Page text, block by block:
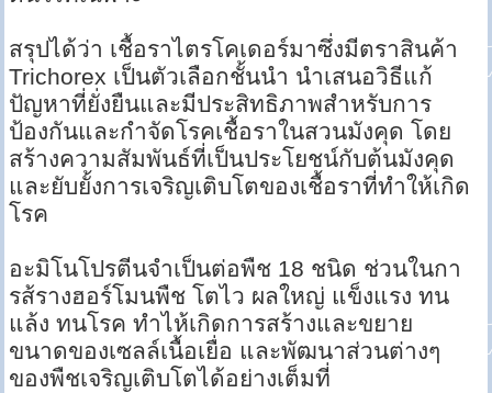
สรุปได้ว่า เชื้อราไตรโคเดอร์มาซึ่งมีตราสินค้า
Trichorex เป็นตัวเลือกชั้นนำ นำเสนอวิธีแก้
ปัญหาที่ยั่งยืนและมีประสิทธิภาพสำหรับการ
ป้องกันและกำจัดโรคเชื้อราในสวนมังคุด โดย
สร้างความสัมพันธ์ที่เป็นประโยชน์กับต้นมังคุด
และยับยั้งการเจริญเติบโตของเชื้อราที่ทำให้เกิด
โรค
อะมิโนโปรตีนจำเป็นต่อพืช 18 ชนิด ช่วนในกา
รส้รางฮอร์โมนพืช โตไว ผลใหญ่ แข็งแรง ทน
แล้ง ทนโรค ทำไห้เกิดการสร้างและขยาย
ขนาดของเซลล์เนื้อเยื่อ และพัฒนาส่วนต่างๆ
ของพืชเจริญเติบโตได้อย่างเต็มที่